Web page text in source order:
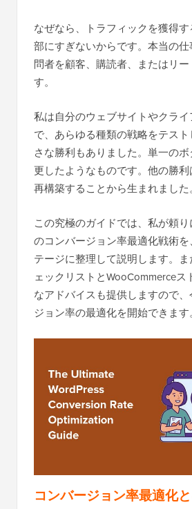
なぜなら、トラフィックを獲得
部にすぎないからです。本当の
問者を顧客、購読者、またはリ
す。
私は自分のウェブサイトやクライ
で、あらゆる種類の戦略をテス
さな勝利もありました。単一の
更したようなものです。他の勝
再構築することから生まれました。
この究極のガイドでは、私が頼
のコンバージョン率最適化戦術
テージに整理して説明します。ま
ェックリストとWooCommerceス
なアドバイスも提供しますので
ジョン率の最適化を開始できます。
コンバージョン率最適化